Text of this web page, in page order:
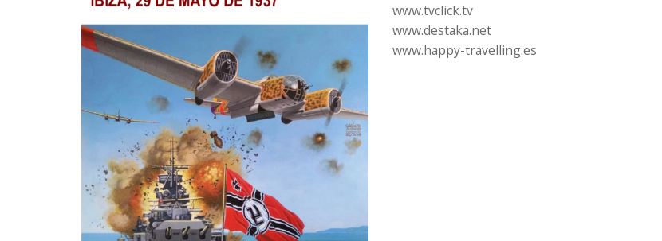
www.tvclick.tv
www.destaka.net
www.happy-travelling.es